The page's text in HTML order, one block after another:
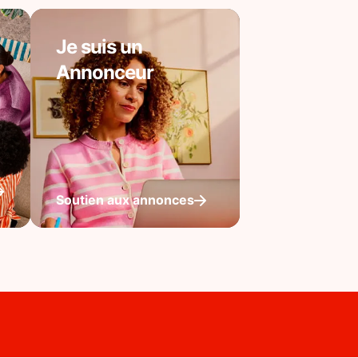
Je suis un
Annonceur
Soutien aux annonces